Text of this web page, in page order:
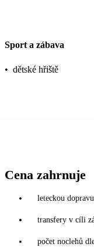
Sport a zábava
• dětské hřiště
Cena zahrnuje
leteckou
transfery v cíli
počet noclehů